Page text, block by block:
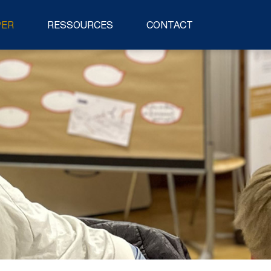
RESSOURCES CONTACT